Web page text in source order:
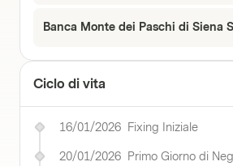
Banca Monte dei Paschi di Siena
Ciclo di vita
16/01/2026 Fixing Iniziale
20/01/2026 Primo Giorno di